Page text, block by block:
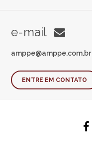
e-mail
amppe@amppe.com.br
ENTRE EM CONTATO